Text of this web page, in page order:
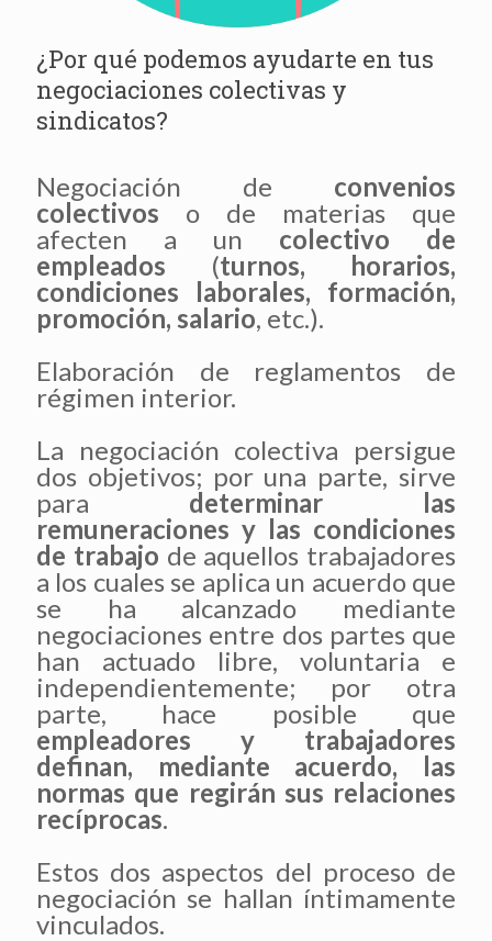
¿Por qué podemos ayudarte en tus
negociaciones colectivas y
sindicatos?
Negociación de convenios
colectivos o de materias que
afecten a un colectivo de
empleados (turnos, horarios,
condiciones laborales, formación,
promoción, salario, etc.).
Elaboración de reglamentos de
régimen interior.
La negociación colectiva persigue
dos objetivos; por una parte, sirve
para determinar las
remuneraciones y las condiciones
de trabajo de aquellos trabajadores
a los cuales se aplica un acuerdo que
se ha alcanzado mediante
negociaciones entre dos partes que
han actuado libre, voluntaria e
independientemente; por otra
parte, hace posible que
empleadores y trabajadores
definan, mediante acuerdo, las
normas que regirán sus relaciones
recíprocas.
Estos dos aspectos del proceso de
negociación se hallan íntimamente
vinculados.